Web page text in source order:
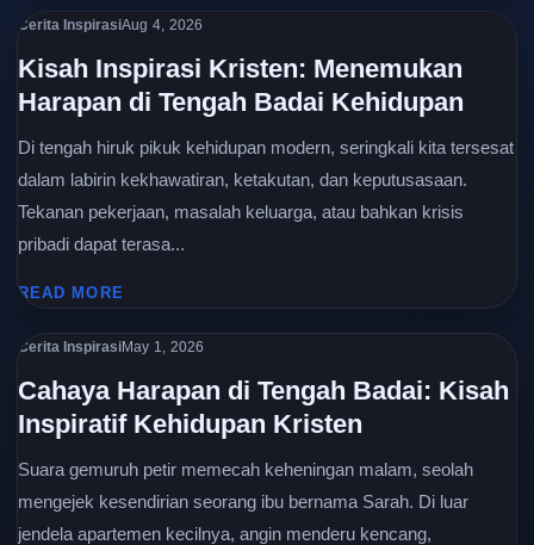
Cerita InspirasiAug 4, 2026
Kisah Inspirasi Kristen: Menemukan
Harapan di Tengah Badai Kehidupan
Di tengah hiruk pikuk kehidupan modern, seringkali kita tersesat
dalam labirin kekhawatiran, ketakutan, dan keputusasaan.
Tekanan pekerjaan, masalah keluarga, atau bahkan krisis
pribadi dapat terasa...
READ MORE
Cerita InspirasiMay 1, 2026
Cahaya Harapan di Tengah Badai: Kisah
Inspiratif Kehidupan Kristen
Suara gemuruh petir memecah keheningan malam, seolah
mengejek kesendirian seorang ibu bernama Sarah. Di luar
jendela apartemen kecilnya, angin menderu kencang,